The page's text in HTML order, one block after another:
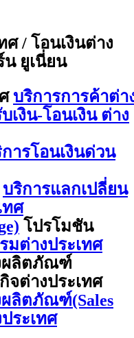
ศ / โอนเงินต่าง
น ยูเนี่ยน
บริการการค้าต่า
เงิน-โอนเงิน ต่าง
ารโอนเงินด่วน
บริการแลกเปลี่ยน
ทศ
โปรโมชัน
มต่างประเทศ
ผลิตภัณฑ์
กิจต่างประเทศ
ลิตภัณฑ์(Sales
ระเทศ